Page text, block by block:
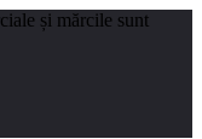
și mărcile sunt